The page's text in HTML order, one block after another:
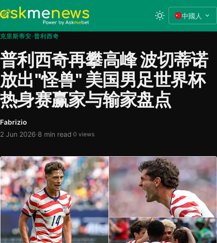
中國人
克里斯蒂安·普利西奇
普利西奇再攀高峰 波切蒂诺
放出"怪兽" 美国男足世界杯
热身赛赢家与输家盘点
Fabrizio
2 Jun 2026·8 min read·0 views